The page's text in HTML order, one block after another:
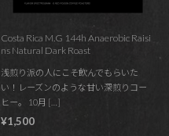
Costa Rica M.G 144h Anaerobic Raisi
ns Natural Dark Roast
浅煎り派の人にこそ飲んでもらいた
い！レーズンのような甘い深煎りコー
ヒー。 10月 […]
¥1,500